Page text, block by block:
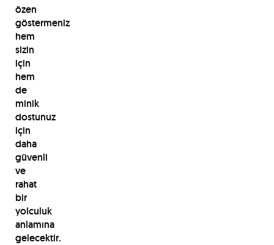
özen
göstermeniz
hem
sizin
için
hem
de
minik
dostunuz
için
daha
güvenli
ve
rahat
bir
yolculuk
anlamına
gelecektir.